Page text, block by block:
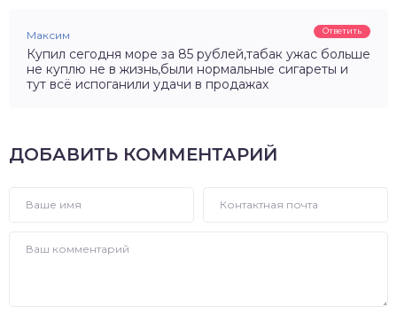
Максим Ответить
Купил сегодня море за 85 рублей,табак ужас больше
не куплю не в жизнь,были нормальные сигареты и
тут всё испоганили удачи в продажах
ДОБАВИТЬ КОММЕНТАРИЙ